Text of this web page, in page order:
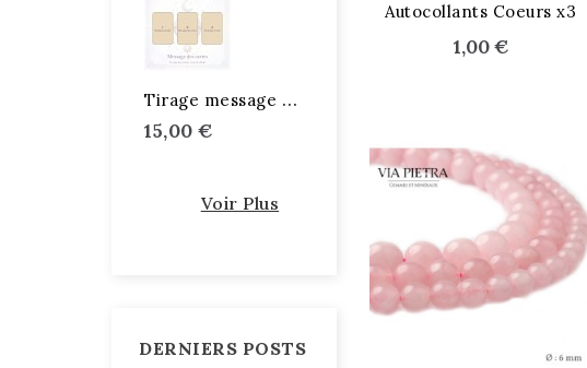
T
irage message des cartes
15,00 €
Voir Plus
DERNIERS POSTS
Autocollants Coeurs x3
1,00 €